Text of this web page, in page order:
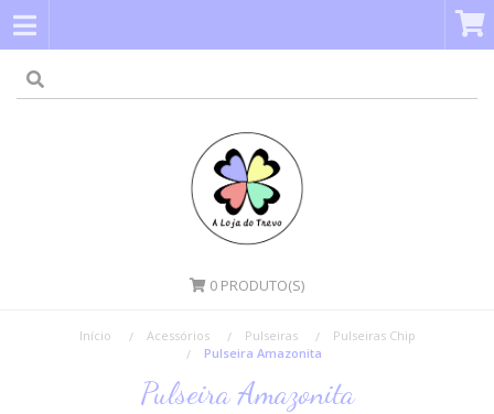
0 PRODUTO(S)
Início Acessórios Pulseiras
Pulseiras Chip
Pulseira Amazonita
Pulseira Amazonita